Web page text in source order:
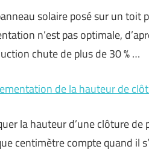
solaire posé sur un toit
n’est pas optimale,
chute de plus de 30 % …
de la hauteur de
la hauteur d’une clôture de
centimètre compte quand il